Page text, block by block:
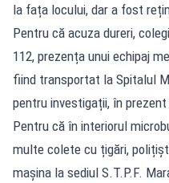
la fața locului, dar a fost
Pentru că acuza dureri,
112, prezența unui echipaj
fiind transportat la Spitalul
pentru investigații, în
Pentru că în interiorul
multe colete cu țigări,
mașina la sediul S.T.P.F.